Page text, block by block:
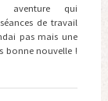
aventure qui
de travail
pas mais une
bonne nouvelle !